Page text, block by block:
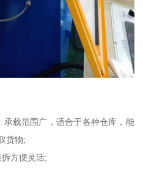
载范围广，适合于各种仓库，能
货物;
方便灵活;